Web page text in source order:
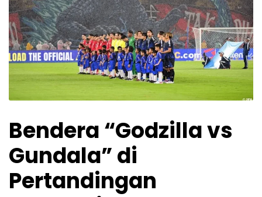
Bendera “Godzilla vs
Gundala” di
Pertandingan